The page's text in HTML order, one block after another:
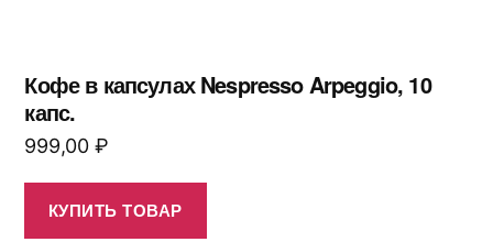
Кофе в капсулах Nespresso Arpeggio, 10
капс.
999,00 ₽
КУПИТЬ ТОВАР